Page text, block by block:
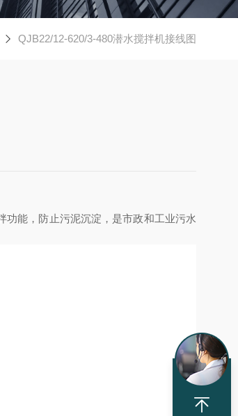
QJB22/12-620/3-480潜水搅拌机接线图
能，防止污泥沉淀，是市政和工业污水